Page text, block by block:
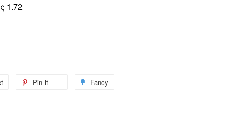
1.72
Tweet
Pin it Fancy